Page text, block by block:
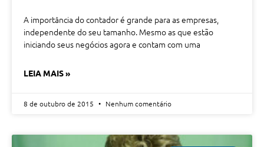
A importância do contador é grande para as empresas,
independente do seu tamanho. Mesmo as que estão
iniciando seus negócios agora e contam com uma
LEIA MAIS »
8 de outubro de 2015 Nenhum comentário